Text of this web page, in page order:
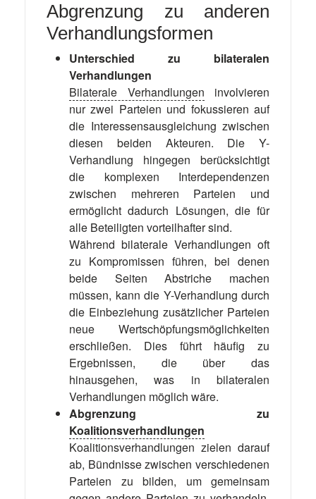
Abgrenzung zu anderen
Verhandlungsformen
Unterschied zu bilateralen
Verhandlungen
Bilaterale Verhandlungen involvieren
nur zwei Parteien und fokussieren auf
die Interessensausgleichung zwischen
diesen beiden Akteuren. Die Y-
Verhandlung hingegen berücksichtigt
die komplexen Interdependenzen
zwischen mehreren Parteien und
ermöglicht dadurch Lösungen, die für
alle Beteiligten vorteilhafter sind.
Während bilaterale Verhandlungen oft
zu Kompromissen führen, bei denen
beide Seiten Abstriche machen
müssen, kann die Y-Verhandlung durch
die Einbeziehung zusätzlicher Parteien
neue Wertschöpfungsmöglichkeiten
erschließen. Dies führt häufig zu
Ergebnissen, die über das
hinausgehen, was in bilateralen
Verhandlungen möglich wäre.
Abgrenzung zu
Koalitionsverhandlungen
Koalitionsverhandlungen zielen darauf
ab, Bündnisse zwischen verschiedenen
Parteien zu bilden, um gemeinsam